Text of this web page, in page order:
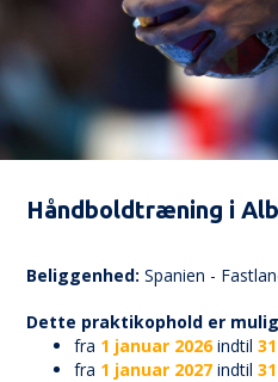
Håndboldtræning i
Beliggenhed: Spanien -
Dette praktikophold er
fra 1 januar 2026indtil
fra 1 januar 2027indtil